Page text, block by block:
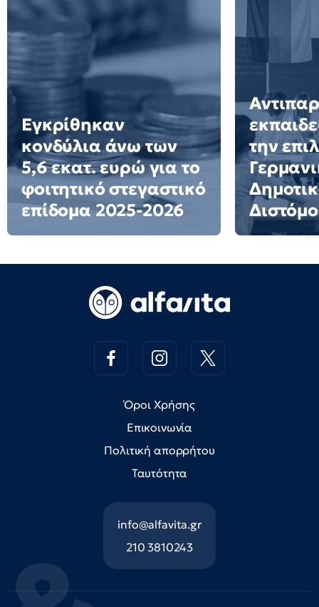
Εγκρίθηκαν
κονδύλια άνω των
5,6 εκατ. ευρώ για το
φοιτητικό στεγαστικό
επίδομα 2025-2026
την
Όροι Χρήσης
Επικοινωνία
Πολιτική απορρήτου
Ταυτότητα
info@alfavita.gr
210 3810243